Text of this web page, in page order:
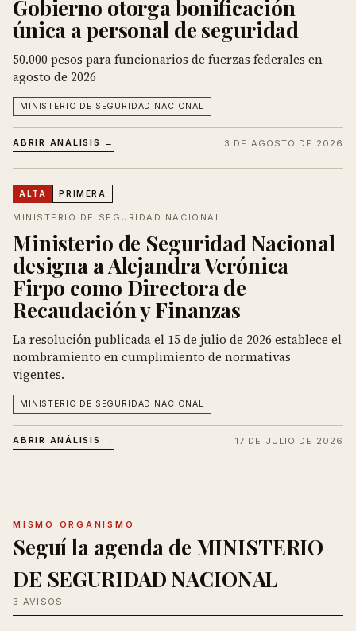
Gobierno otorga bonificación
única a personal de seguridad
50.000 pesos para funcionarios de fuerzas federales en
agosto de 2026
MINISTERIO DE SEGURIDAD NACIONAL
ABRIR ANÁLISIS → 3 DE AGOSTO DE 2026
ALTA PRIMERA
MINISTERIO DE SEGURIDAD NACIONAL
Ministerio de Seguridad Nacional
designa a Alejandra Verónica
Firpo como Directora de
Recaudación y Finanzas
La resolución publicada el 15 de julio de 2026 establece el
nombramiento en cumplimiento de normativas
vigentes.
MINISTERIO DE SEGURIDAD NACIONAL
ABRIR ANÁLISIS → 17 DE JULIO DE 2026
MISMO ORGANISMO
Seguí la agenda de MINISTERIO
DE SEGURIDAD NACIONAL
3 AVISOS